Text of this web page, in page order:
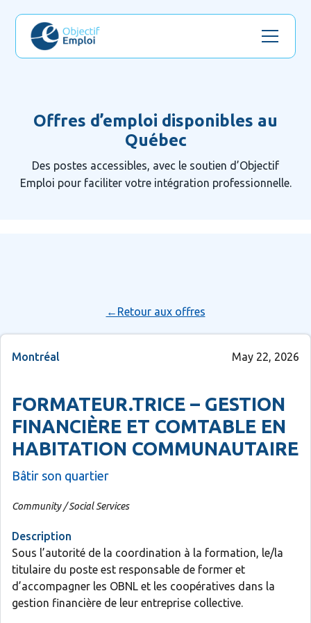
Offres d’emploi disponibles au
Québec
Des postes accessibles, avec le soutien d’Objectif
Emploi pour faciliter votre intégration professionnelle.
←Retour aux offres
Montréal May 22, 2026
FORMATEUR.TRICE – GESTION
FINANCIÈRE ET COMTABLE EN
HABITATION COMMUNAUTAIRE
Bâtir son quartier
Community / Social Services
Description
Sous l’autorité de la coordination à la formation, le/la
titulaire du poste est responsable de former et
d’accompagner les OBNL et les coopératives dans la
gestion financière de leur entreprise collective.